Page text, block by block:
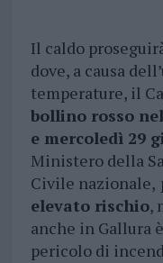
Il caldo
dove, a causa
temperature, il
bollino rosso
e mercoledì 29
Ministero della
Civile nazionale,
elevato rischio,
anche in Gallura
pericolo di